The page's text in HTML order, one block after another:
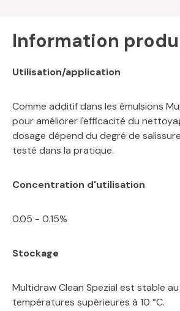
Information
Utilisation/application
Comme additif dans les émulsions
pour améliorer l'efficacité du
dosage dépend du degré de
testé dans la pratique.
Concentration d'utilisation
0.05 - 0.15%
Stockage
Multidraw Clean Spezial est stable
températures supérieures à 10 °C.